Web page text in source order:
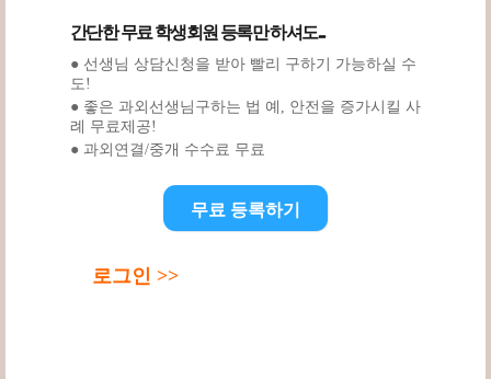
간단한 무료 학생회원 등록만 하셔도...
● 선생님 상담신청을 받아 빨리 구하기 가능하실 수
도!
● 좋은 과외선생님구하는 법 예, 안전을 증가시킬 사
례 무료제공!
● 과외연결/중개 수수료 무료
무료 등록하기
로그인 >>